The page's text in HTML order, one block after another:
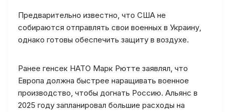
Предварительно известно, что США не
собираются отправлять свои военных в Украину,
однако готовы обеспечить защиту в воздухе.
Ранее генсек НАТО Марк Рютте заявлял, что
Европа должна быстрее наращивать военное
производство, чтобы догнать Россию. Альянс в
2025 году запланировал большие расходы на